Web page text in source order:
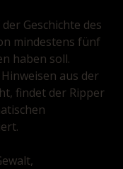
der Geschichte des
mindestens fünf
haben soll.
aus der
findet der Ripper